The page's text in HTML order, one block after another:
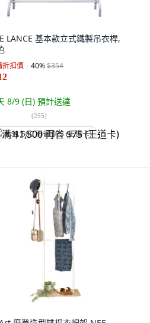
LANCE 基本款立式鐵製吊衣桿,
折扣價 40%$354
8/9 (日) 預計送達
(255)
满 $1,500 再省 $75 (王道卡)